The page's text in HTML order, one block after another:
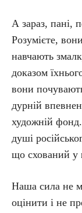
А зараз, пані,
Розумієте,
навчають
доказом
вони
дурній
художній
душі
що схований у
Наша сила не
оцінити і не